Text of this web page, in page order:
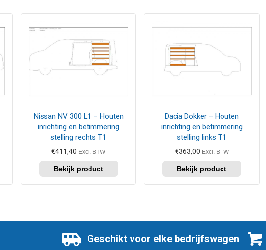
Nissan NV 300 L1 – Houten
inrichting en betimmering
stelling rechts T1
€411,40 Excl. BTW
Dacia Dokker – Houten
inrichting en betimmering
stelling links T1
€363,00 Excl. BTW
Geschikt voor elke bedrijfswagen